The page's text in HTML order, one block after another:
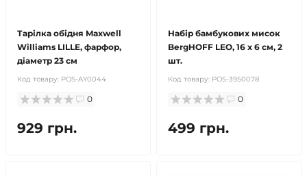
Тарілка обідня Maxwell
Williams LILLE, фарфор,
діаметр 23 см
Код товару: POS-AY0044
0
929 грн.
Набір бамбукових мисок
BergHOFF LEO, 16 х 6 см, 2
шт.
Код товару: POS-3950078
0
499 грн.